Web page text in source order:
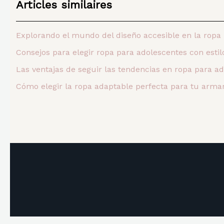
Articles similaires
Explorando el mundo del diseño accesible en la ropa
Consejos para elegir ropa para adolescentes con
Las ventajas de seguir las tendencias en ropa para
Cómo elegir la ropa adaptable perfecta para tu